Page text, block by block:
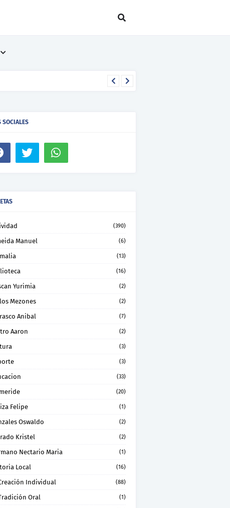
SOCIALES
(390)
Manuel (6)
(13)
(16)
Yurimia (2)
Mezones (2)
Anibal (7)
Aaron (2)
(3)
(3)
(33)
(20)
Felipe (1)
Oswaldo (2)
Kristel (2)
Nectario Maria (1)
Local (16)
Individual (88)
Oral (1)